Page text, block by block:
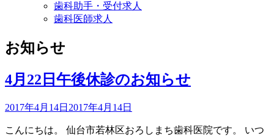
歯科助手・受付求人
歯科医師求人
お知らせ
4月22日午後休診のお知らせ
2017年4月14日 2017年4月14日
こんにちは。 仙台市若林区おろしまち歯科医院です。 いつ